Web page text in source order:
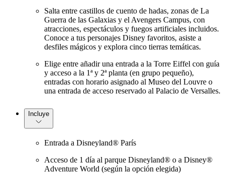
Salta entre castillos de cuento de hadas, zonas de La
Guerra de las Galaxias y el Avengers Campus, con
atracciones, espectáculos y fuegos artificiales incluidos.
Conoce a tus personajes Disney favoritos, asiste a
desfiles mágicos y explora cinco tierras temáticas.
Elige entre añadir una entrada a la Torre Eiffel con guía
y acceso a la 1ª y 2ª planta (en grupo pequeño),
entradas con horario asignado al Museo del Louvre o
una entrada de acceso reservado al Palacio de Versalles.
Incluye
Entrada a Disneyland® París
Acceso de 1 día al parque Disneyland® o a Disney®
Adventure World (según la opción elegida)